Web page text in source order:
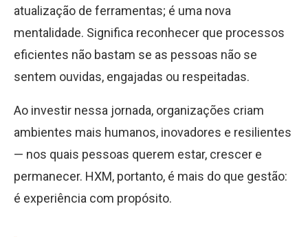
atualização de ferramentas; é uma nova
mentalidade. Significa reconhecer que processos
eficientes não bastam se as pessoas não se
sentem ouvidas, engajadas ou respeitadas.
Ao investir nessa jornada, organizações criam
ambientes mais humanos, inovadores e resilientes
— nos quais pessoas querem estar, crescer e
permanecer. HXM, portanto, é mais do que gestão:
é experiência com propósito.